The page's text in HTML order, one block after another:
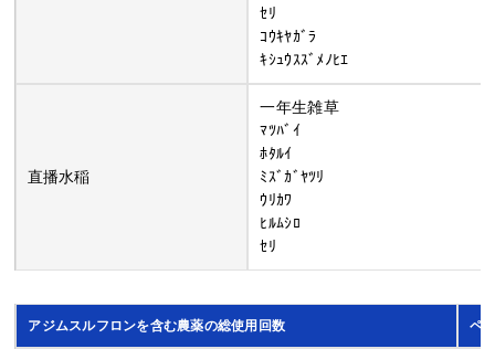
ｾﾘ
ｺｳｷﾔｶﾞﾗ
ｷｼｭｳｽｽﾞﾒﾉﾋｴ
直播水稲
一年生雑草
ﾏﾂﾊﾞｲ
ﾎﾀﾙｲ
ﾐｽﾞｶﾞﾔﾂﾘ
ｳﾘｶﾜ
ﾋﾙﾑｼﾛ
ｾﾘ
アジムスルフロンを含む農薬の総使用回数 ペ